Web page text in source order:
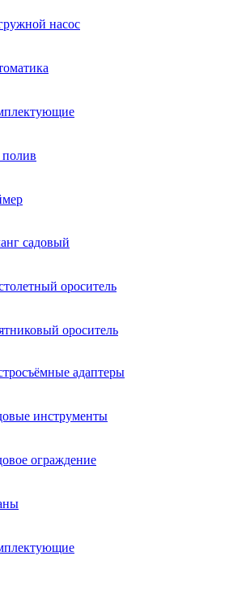
насос
садовый
ороситель
ороситель
адаптеры
инструменты
ограждение